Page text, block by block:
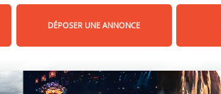
DÉPOSER UNE ANNONCE